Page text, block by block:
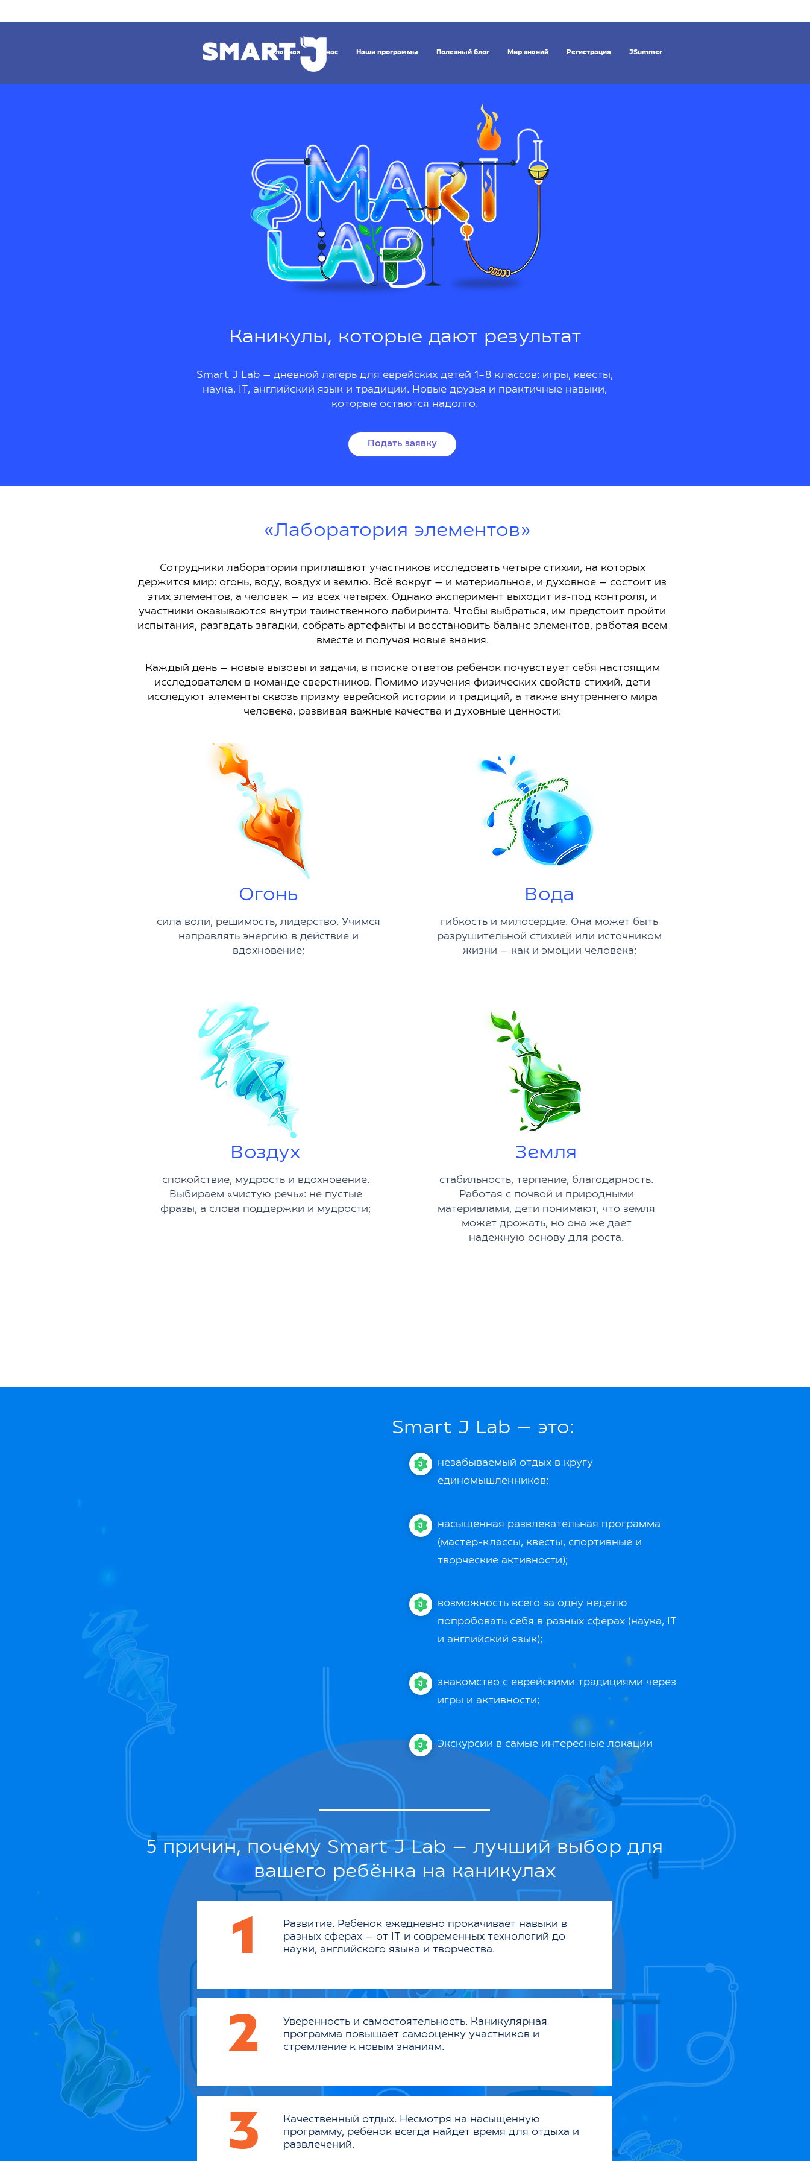
Главная О нас Наши программы Полезный блог Мир знаний Регистрация JSummer
Каникулы, которые дают результат
Smart J Lab — дневной лагерь для еврейских детей 1–8 классов: игры, квесты,
наука, IT, английский язык и традиции. Новые друзья и практичные навыки,
которые остаются надолго.
Подать заявку
«Лаборатория элементов»
Сотрудники лаборатории приглашают участников исследовать четыре стихии, на которых
держится мир: огонь, воду, воздух и землю. Всё вокруг — и материальное, и духовное — состоит из
этих элементов, а человек — из всех четырёх. Однако эксперимент выходит из-под контроля, и
участники оказываются внутри таинственного лабиринта. Чтобы выбраться, им предстоит пройти
испытания, разгадать загадки, собрать артефакты и восстановить баланс элементов, работая всем
вместе и получая новые знания.
Каждый день — новые вызовы и задачи, в поиске ответов ребёнок почувствует себя настоящим
исследователем в команде сверстников. Помимо изучения физических свойств стихий, дети
исследуют элементы сквозь призму еврейской истории и традиций, а также внутреннего мира
человека, развивая важные качества и духовные ценности:
Огонь
сила воли, решимость, лидерство. Учимся
направлять энергию в действие и
вдохновение;
Воздух
спокойствие, мудрость и вдохновение.
Выбираем «чистую речь»: не пустые
фразы, а слова поддержки и мудрости;
Вода
гибкость и милосердие. Она может быть
разрушительной стихией или источником
жизни — как и эмоции человека;
Земля
стабильность, терпение, благодарность.
Работая с почвой и природными
материалами, дети понимают, что земля
может дрожать, но она же дает
надежную основу для роста.
Smart J Lab — это:
незабываемый отдых в кругу
единомышленников;
насыщенная развлекательная программа
(мастер-классы, квесты, спортивные и
творческие активности);
возможность всего за одну неделю
попробовать себя в разных сферах (наука, IT
и английский язык);
знакомство с еврейскими традициями через
игры и активности;
Экскурсии в самые интересные локации
5 причин, почему Smart J Lab — лучший выбор для
вашего ребёнка на каникулах
1 Развитие. Ребёнок ежедневно прокачивает навыки в
разных сферах — от IT и современных технологий до
науки, английского языка и творчества.
2
Уверенность и самостоятельность. Каникулярная
программа повышает самооценку участников и
стремление к новым знаниям.
3
Качественный отдых. Несмотря на насыщенную
программу, ребёнок всегда найдет время для отдыха и
развлечений.